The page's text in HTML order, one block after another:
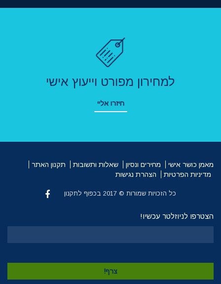
למחירון מפורט וייעוץ אישי
חיזרו אליי
מאמן כושר אישי מחירים ונסיון שאלות ותשובות
תקנון האתר
מדיניות הפרטיות
הצהרת נגישות
כל הזכויות שמורות © 2017 בכפוף לתקנון
הצטרפו לניוזלטר עכשיו!